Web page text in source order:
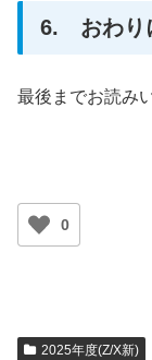
6. おわり
最後までお読み
0
2025年度(Z/X新)